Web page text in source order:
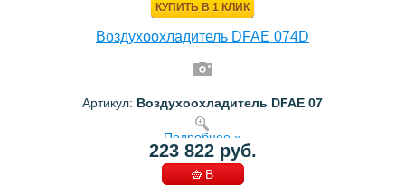
КУПИТЬ В 1 КЛИК
Воздухоохладитель DFAE 074D
Артикул: Воздухоохладитель DFAE 07
Подробнее »
223 822 руб.
В